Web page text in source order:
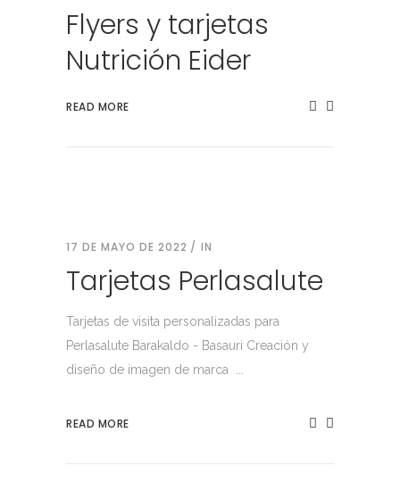
Flyers y tarjetas
Nutrición Eider
READ MORE
17 DE MAYO DE 2022 IN
Tarjetas Perlasalute
Tarjetas de visita personalizadas para
Perlasalute Barakaldo - Basauri Creación y
diseño de imagen de marca ...
READ MORE